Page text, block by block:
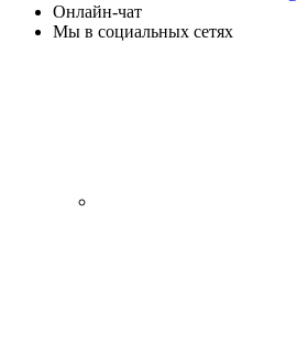
Онлайн-чат
Мы в социальных сетях